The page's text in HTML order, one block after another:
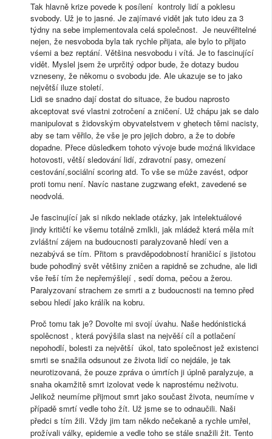
Tak hlavně krize povede k posílení kontroly lidí a poklesu
svobody. Už je to jasné. Je zajímavé vidět jak tuto ideu za 3
týdny na sebe implementovala celá společnost. Je neuvéřitelné
nejen, že nesvoboda byla tak rychle přijata, ale bylo to přijato
vśemi a bez reptání. Většina nesvobodu i vítá. Je to fascinující
vidět. Myslel jsem že urprčitý odpor bude, že dotazy budou
vzneseny, že někomu o svobodu jde. Ale ukazuje se to jako
největší iluze století.
Lidi se snadno dají dostat do situace, že budou naprosto
akceptovat své vlastni zotročení a zničení. Už chápu jak se dalo
manipulovat s židovským obyvatelstvem v ghetech těmi nacisty,
aby se tam věřilo, že vše je pro jejich dobro, a že to dobŕe
dopadne. Přece důsledkem tohoto vývoje bude moźná likvidace
hotovosti, větší sledování lidí, zdravotní pasy, omezení
cestování,sociální scoring atd. To vše se může zavést, odpor
proti tomu není. Navíc nastane zugzwang efekt, zavedené se
neodvolá.
Je fascinující jak si nikdo neklade otázky, jak intelektuálové
jindy kritičtí ke všemu totálně zmlkli, jak mládež která měla mít
zvláštní zájem na budoucnosti paralyzovaně hledí ven a
nezabývá se tím. Přitom s pravděpodobností hraničicí s jistotou
bude pohodlný svět většiny zničen a rapidně se zchudne, ale lidi
vše řeší tím že nepřemýšlejí , sedí doma, pečou a žerou.
Paralyzovaní strachem ze smrti a z budoucnosti na temno před
sebou hledí jako králík na kobru.
Proč tomu tak je? Dovolte mi svojí úvahu. Naše hedónistická
spolěcnost , která povýšila slast na nejvěší cíl a potlačení
nepohodlí, bolesti za největší úkol, tato společnost jež existenci
smrti se snažila odsunout ze života lidí co nejdále, je tak
neurotizovaná, že pouze zpráva o úmrtích ji úplně paralyzuje, a
snaha okamžitě smrt izolovat vede k naprostému neživotu.
Jelikož neumíme přijmout smrt jako součast života, neumíme v
případě smrtí vedle toho žít. Už jsme se to odnaučili. Naši
předci s tím žili. Vždy jim tam někdo nečekaně a rychle umřel,
prožívali války, epidemie a vedle toho se stále snažili žit. Tento